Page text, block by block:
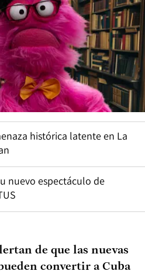
histórica latente en La
nuevo espectáculo de
de que las nuevas
convertir a Cuba